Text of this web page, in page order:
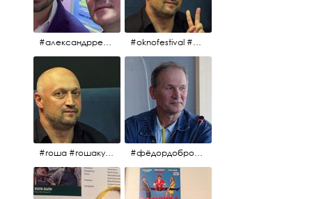
#александрревва #ревва #артурпирожков #бабушкалегкогоповедения @arthurpirozhkov #oknofestival #gosha #гошакуценко
#гоша #гошакуценко #oknofestival #фёдордобронравов #кино #хорошеекино #жилибыли